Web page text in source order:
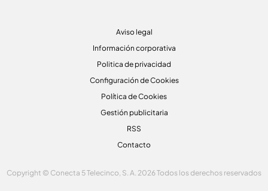
Aviso legal
Información corporativa
Politica de privacidad
Configuración de Cookies
Política de Cookies
Gestión publicitaria
RSS
Contacto
Copyright © Conecta 5 Telecinco, S. A. 2026 Todos los derechos reservados